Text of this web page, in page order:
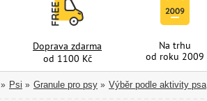
Doprava zdarma
od 1100 Kč
Na trhu
od roku 2009
» Psi » Granule pro psy » Výběr podle aktivity psa